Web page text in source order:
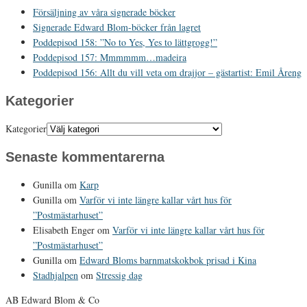
Försäljning av våra signerade böcker
Signerade Edward Blom-böcker från lagret
Poddepisod 158: ”No to Yes, Yes to lättgrogg!”
Poddepisod 157: Mmmmmm…madeira
Poddepisod 156: Allt du vill veta om drajjor – gästartist: Emil Åreng
Kategorier
Kategorier
Senaste kommentarerna
Gunilla om Karp
Gunilla om Varför vi inte längre kallar vårt hus för
”Postmästarhuset”
Elisabeth Enger om Varför vi inte längre kallar vårt hus för
”Postmästarhuset”
Gunilla om Edward Bloms barnmatskokbok prisad i Kina
Stadhjalpen om Stressig dag
AB Edward Blom & Co